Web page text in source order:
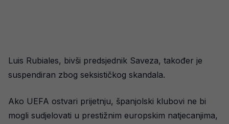
Luis Rubiales, bivši predsjednik Saveza, također je
suspendiran zbog seksističkog skandala.
Ako UEFA ostvari prijetnju, španjolski klubovi ne bi
mogli sudjelovati u prestižnim europskim natjecanjima,